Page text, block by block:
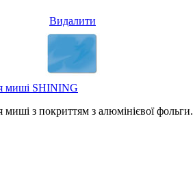
Видалити
миші SHINING
з покриттям з алюмінієвої фольги.